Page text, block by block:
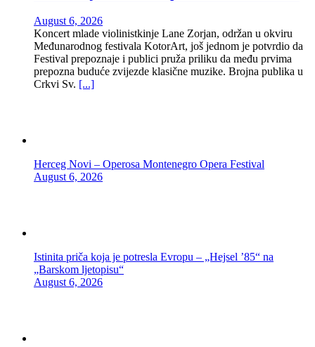
August 6, 2026
Koncert mlade violinistkinje Lane Zorjan, održan u okviru
Međunarodnog festivala KotorArt, još jednom je potvrdio da
Festival prepoznaje i publici pruža priliku da među prvima
prepozna buduće zvijezde klasične muzike. Brojna publika u
Crkvi Sv. [...]
Herceg Novi – Operosa Montenegro Opera Festival
August 6, 2026
Istinita priča koja je potresla Evropu – „Hejsel ’85“ na
„Barskom ljetopisu“
August 6, 2026